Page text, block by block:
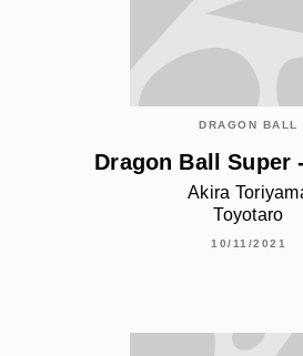
DRAGON BALL
Dragon Ball Super
Akira
Toyotaro
10/11/2021